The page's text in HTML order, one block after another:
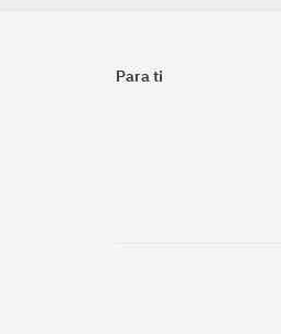
Para ti